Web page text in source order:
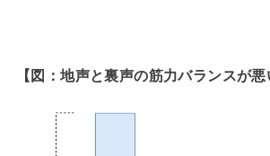
【図：地声と裏声の筋力バランスが悪